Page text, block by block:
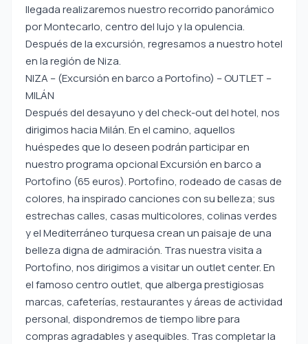
llegada realizaremos nuestro recorrido panorámico
por Montecarlo, centro del lujo y la opulencia.
Después de la excursión, regresamos a nuestro hotel
en la región de Niza.
NIZA – (Excursión en barco a Portofino) – OUTLET –
MILÁN
Después del desayuno y del check-out del hotel, nos
dirigimos hacia Milán. En el camino, aquellos
huéspedes que lo deseen podrán participar en
nuestro programa opcional Excursión en barco a
Portofino (65 euros). Portofino, rodeado de casas de
colores, ha inspirado canciones con su belleza; sus
estrechas calles, casas multicolores, colinas verdes
y el Mediterráneo turquesa crean un paisaje de una
belleza digna de admiración. Tras nuestra visita a
Portofino, nos dirigimos a visitar un outlet center. En
el famoso centro outlet, que alberga prestigiosas
marcas, cafeterías, restaurantes y áreas de actividad
personal, dispondremos de tiempo libre para
compras agradables y asequibles. Tras completar la